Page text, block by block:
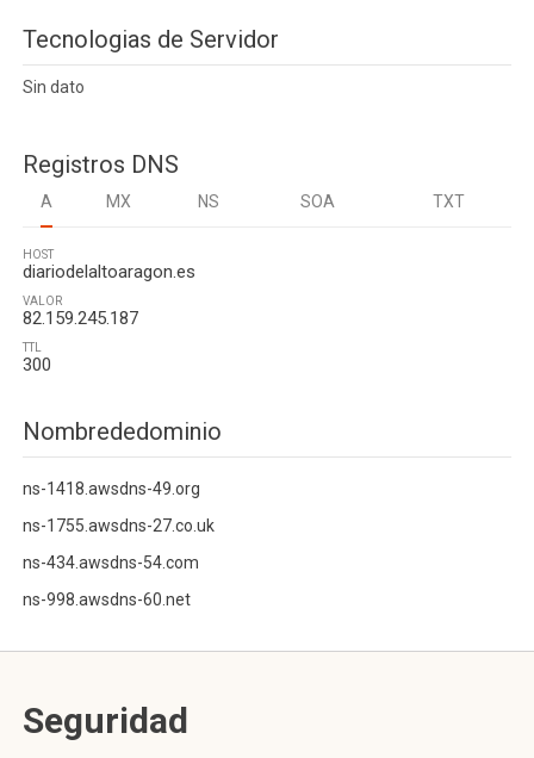
Tecnologias de Servidor
Sin dato
Registros DNS
A MX NS SOA TXT
HOST
diariodelaltoaragon.es
VALOR
82.159.245.187
TTL
300
Nombrededominio
ns-1418.awsdns-49.org
ns-1755.awsdns-27.co.uk
ns-434.awsdns-54.com
ns-998.awsdns-60.net
Seguridad